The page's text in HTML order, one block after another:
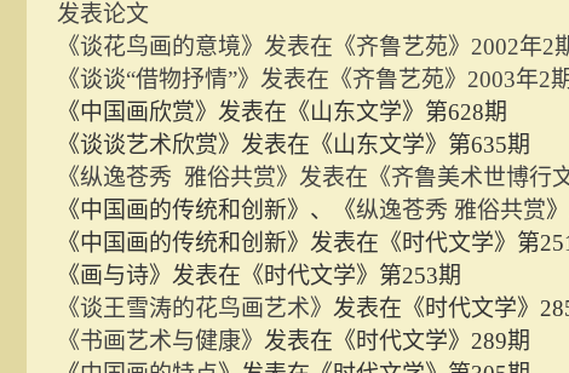
发表论文
《谈花鸟画的意境》发表在《齐鲁艺苑》 2002年2
《谈谈“借物抒情”》发表在《齐鲁艺苑》2003年2
《中国画欣赏》发表在《山东文学》第628期
《谈谈艺术欣赏》发表在《山东文学》第635期
《纵逸苍秀 雅俗共赏》发表在《齐鲁美术世博行
《中国画的传统和创新》、《纵逸苍秀 雅俗共赏
《中国画的传统和创新》发表在《时代文学》第
《画与诗》发表在《时代文学》第253期
《谈王雪涛的花鸟画艺术》 发表在《时代文学》
《书画艺术与健康》 发表在《时代文学》 289期